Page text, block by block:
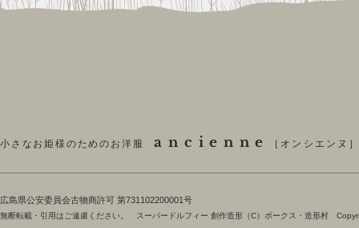
小さなお姫様のためのお洋服 ancienne ［オンシエンヌ
​広島県公安委員会古物商許可 第731102200001号
無断転載・引用はご遠慮ください。 スーパードルフィー 創作造形（C）ボークス・造形村